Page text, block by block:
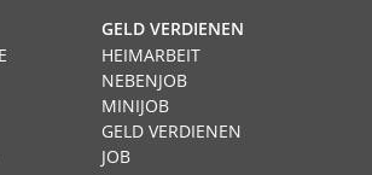
GELD VERDIENEN
HEIMARBEIT
NEBENJOB
MINIJOB
GELD VERDIENEN
JOB